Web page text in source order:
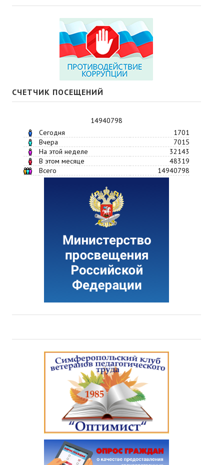
СЧЕТЧИК ПОСЕЩЕНИЙ
14940798
Сегодня
1701
Вчера
7015
На этой неделе
32143
В этом месяце
48319
Всего
14940798